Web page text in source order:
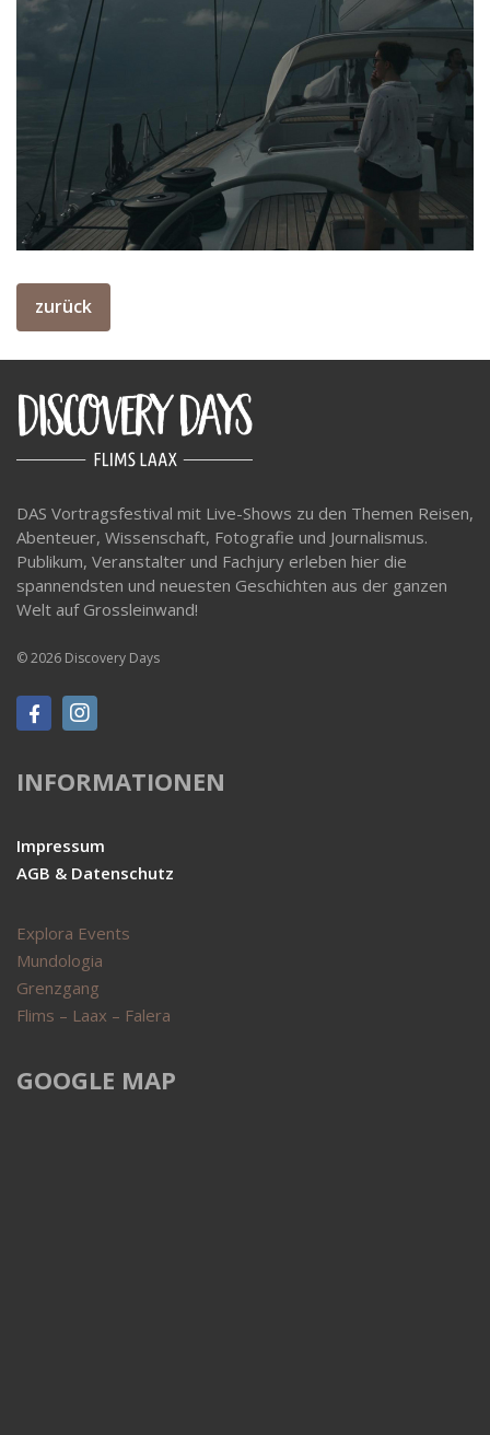
zurück
DAS Vortragsfestival mit Live-Shows zu den Themen Reisen,
Abenteuer, Wissenschaft, Fotografie und Journalismus.
Publikum, Veranstalter und Fachjury erleben hier die
spannendsten und neuesten Geschichten aus der ganzen
Welt auf Grossleinwand!
© 2026 Discovery Days
INFORMATIONEN
Impressum
AGB & Datenschutz
Explora Events
Mundologia
Grenzgang
Flims – Laax – Falera
GOOGLE MAP